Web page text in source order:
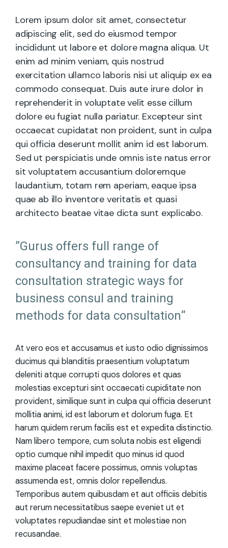
Lorem ipsum dolor sit amet, consectetur
adipiscing elit, sed do eiusmod tempor
incididunt ut labore et dolore magna aliqua. Ut
enim ad minim veniam, quis nostrud
exercitation ullamco laboris nisi ut aliquip ex ea
commodo consequat. Duis aute irure dolor in
reprehenderit in voluptate velit esse cillum
dolore eu fugiat nulla pariatur. Excepteur sint
occaecat cupidatat non proident, sunt in culpa
qui officia deserunt mollit anim id est laborum.
Sed ut perspiciatis unde omnis iste natus error
sit voluptatem accusantium doloremque
laudantium, totam rem aperiam, eaque ipsa
quae ab illo inventore veritatis et quasi
architecto beatae vitae dicta sunt explicabo.
”Gurus offers full range of
consultancy and training for data
consultation strategic ways for
business consul and training
methods for data consultation“
At vero eos et accusamus et iusto odio dignissimos
ducimus qui blanditiis praesentium voluptatum
deleniti atque corrupti quos dolores et quas
molestias excepturi sint occaecati cupiditate non
provident, similique sunt in culpa qui officia deserunt
mollitia animi, id est laborum et dolorum fuga. Et
harum quidem rerum facilis est et expedita distinctio.
Nam libero tempore, cum soluta nobis est eligendi
optio cumque nihil impedit quo minus id quod
maxime placeat facere possimus, omnis voluptas
assumenda est, omnis dolor repellendus.
Temporibus autem quibusdam et aut officiis debitis
aut rerum necessitatibus saepe eveniet ut et
voluptates repudiandae sint et molestiae non
recusandae.